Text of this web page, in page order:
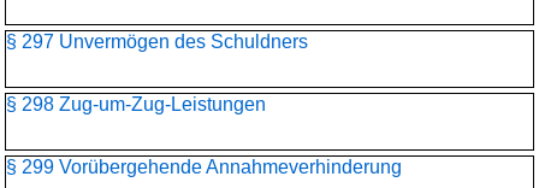
§ 297 Unvermögen des Schuldners
§ 298 Zug-um-Zug-Leistungen
§ 299 Vorübergehende Annahmeverhinderung